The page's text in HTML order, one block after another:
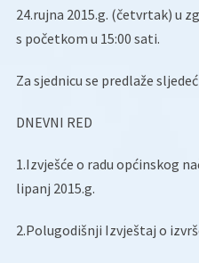
24.rujna 2015.g. (četvrtak) u
s početkom u 15:00 sati.
Za sjednicu se predlaže
DNEVNI RED
1.Izvješće o radu općinskog
lipanj 2015.g.
2.Polugodišnji Izvještaj o